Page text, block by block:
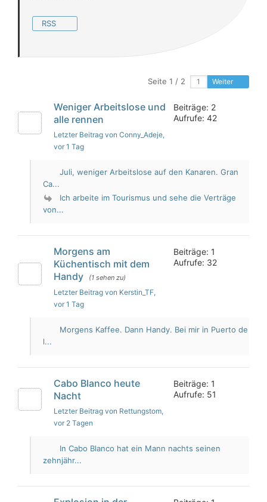
RSS
Seite 1 / 2 Weiter
Weniger Arbeitslose und
alle rennen
Letzter Beitrag von Conny_Adeje,
vor 1 Tag
Beiträge: 2
Aufrufe: 42
Juli, weniger Arbeitslose auf den Kanaren. Gran
Ca...
Ich arbeite im Tourismus und sehe die Verträge
von...
Morgens am
Küchentisch mit dem
Handy
(1 sehen zu)
Letzter Beitrag von Kerstin_TF,
vor 1 Tag
Beiträge: 1
Aufrufe: 32
Morgens Kaffee. Dann Handy. Bei mir in Puerto de
l...
Cabo Blanco heute
Nacht
Letzter Beitrag von Rettungstom,
vor 2 Tagen
Beiträge: 1
Aufrufe: 51
In Cabo Blanco hat ein Mann nachts seinen
zehnjähr...